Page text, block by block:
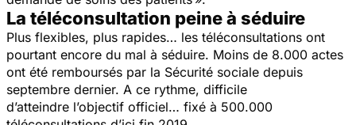
La téléconsultation peine à séduire
Plus flexibles, plus rapides… les téléconsultations ont
pourtant encore du mal à séduire. Moins de 8.000 actes
ont été remboursés par la Sécurité sociale depuis
septembre dernier. A ce rythme, difficile
d’atteindre l’objectif officiel… fixé à 500.000